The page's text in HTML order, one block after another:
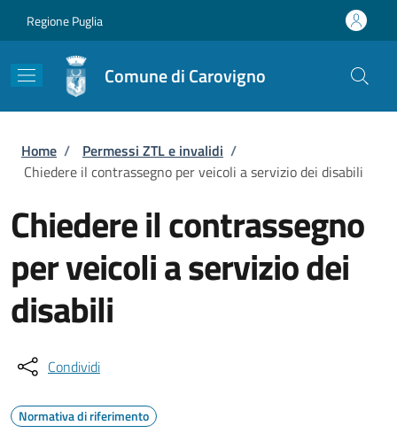
Regione Puglia
Comune di Carovigno
Briciole di pane
Home / Permessi ZTL e invalidi /
Chiedere il contrassegno per veicoli a servizio dei disabili
Chiedere il contrassegno
per veicoli a servizio dei
disabili
Condividi
Normativa di riferimento